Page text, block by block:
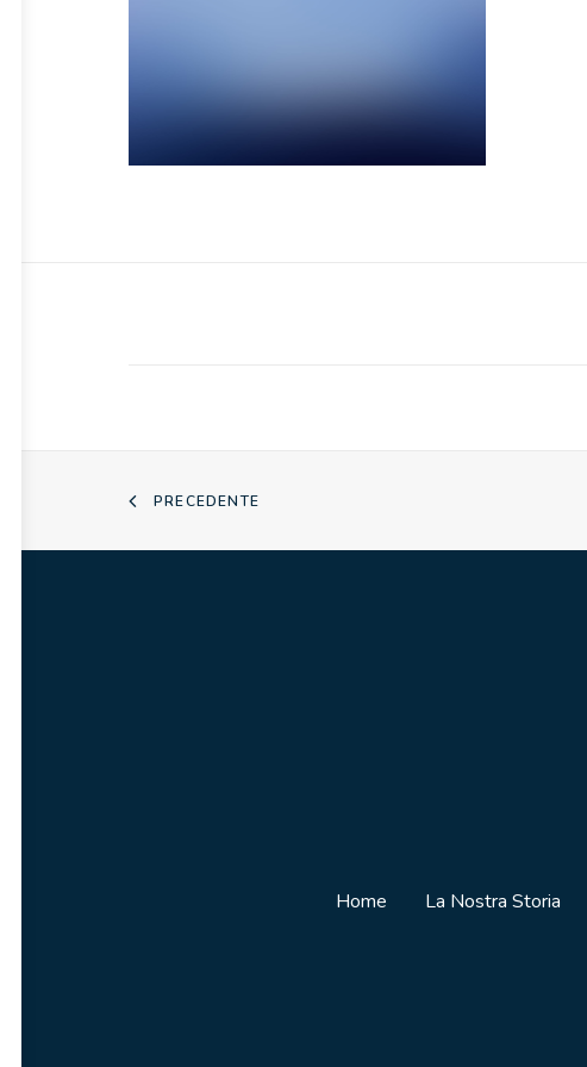
PRECEDENTE
Home La Nostra Storia